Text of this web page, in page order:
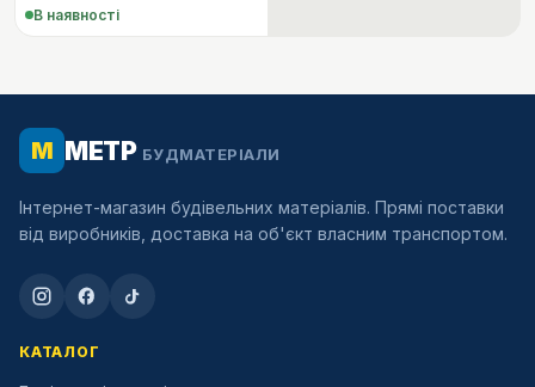
В наявності
М МЕТР БУДМАТЕРІАЛИ
Інтернет-магазин будівельних матеріалів. Прямі поставки
від виробників, доставка на об'єкт власним транспортом.
КАТАЛОГ